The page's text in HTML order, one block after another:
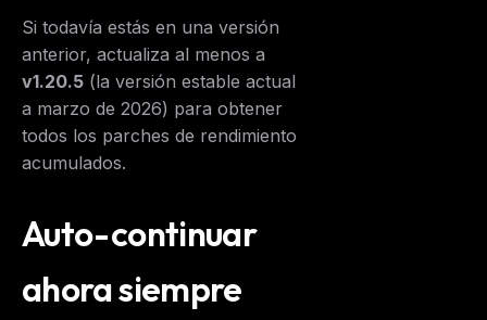
Si todavía estás en una versión
anterior, actualiza al menos a
v1.20.5 (la versión estable actual
a marzo de 2026) para obtener
todos los parches de rendimiento
acumulados.
Auto-continuar
ahora siempre